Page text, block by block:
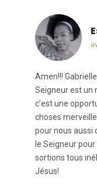
Amen!!!
Seigneur est un
c’est une
choses
pour nous aussi
le Seigneur
sortions tous
Jésus!